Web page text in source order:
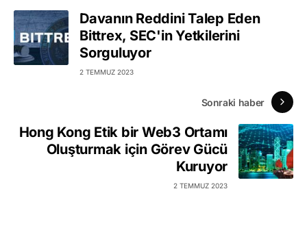
Davanın Reddini Talep Eden
Bittrex, SEC'in Yetkilerini
Sorguluyor
2 TEMMUZ 2023
Sonraki haber
Hong Kong Etik bir Web3 Ortamı
Oluşturmak için Görev Gücü
Kuruyor
2 TEMMUZ 2023